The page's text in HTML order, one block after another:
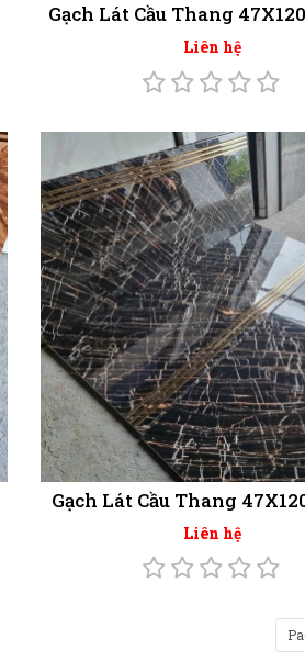
Gạch Lát Cầu Thang
Liên hệ
Gạch Lát Cầu Thang
Liên hệ